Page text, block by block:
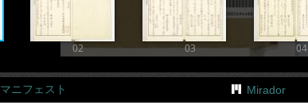
02 03 04
マニフェスト Mirador